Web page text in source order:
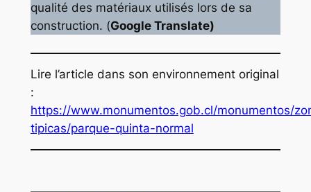
qualité des matériaux utilisés lors de sa
construction. (Google Translate)
Lire l’article dans son environnement original
:
https://www.monumentos.gob.cl/monumentos/
tipicas/parque-quinta-normal